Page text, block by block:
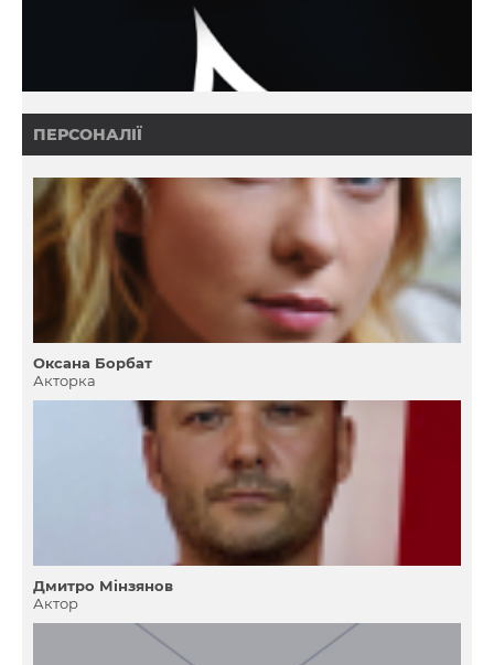
ПЕРСОНАЛІЇ
Оксана Борбат
Акторка
Дмитро Мінзянов
Актор